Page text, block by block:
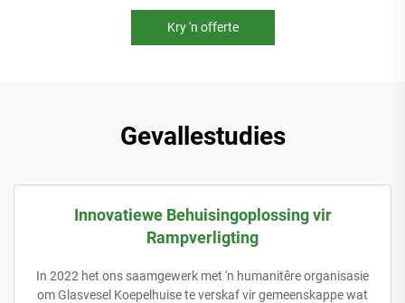
Kry 'n offerte
Gevallestudies
Innovatiewe Behuisingoplossing vir
Rampverligting
In 2022 het ons saamgewerk met 'n humanitêre organisasie
om Glasvesel Koepelhuise te verskaf vir gemeenskappe wat